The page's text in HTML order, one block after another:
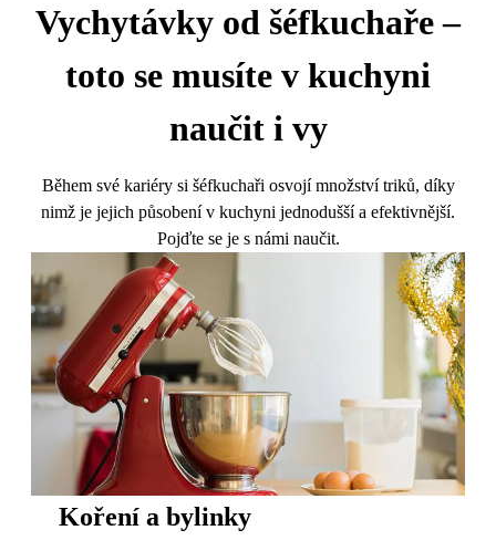
Vychytávky od šéfkuchaře –
toto se musíte v kuchyni
naučit i vy
Během své kariéry si šéfkuchaři osvojí množství triků, díky
nimž je jejich působení v kuchyni jednodušší a efektivnější.
Pojďte se je s námi naučit.
Koření a bylinky